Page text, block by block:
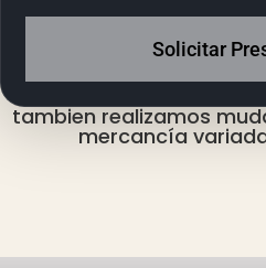
Solicitar
tambien realizamos
mercancía